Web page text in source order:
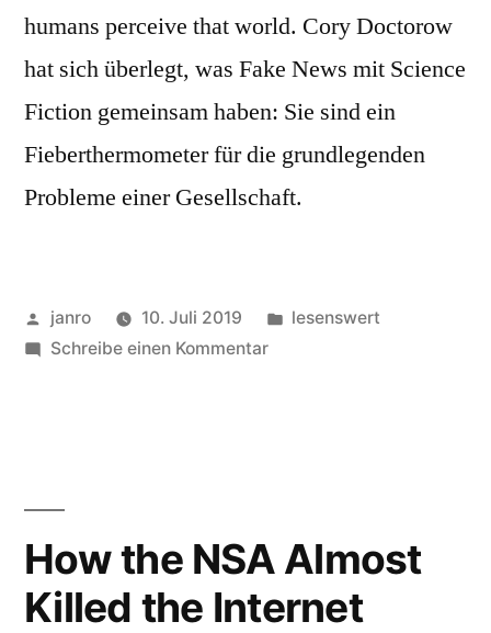
humans perceive that world. Cory Doctorow
hat sich überlegt, was Fake News mit Science
Fiction gemeinsam haben: Sie sind ein
Fieberthermometer für die grundlegenden
Probleme einer Gesellschaft.
Veröffentlicht
von
janro 10. Juli 2019
Veröffentlicht
lesenswert
Schreibe einen Kommentarzu
How the NSA Almost
Killed the Internet